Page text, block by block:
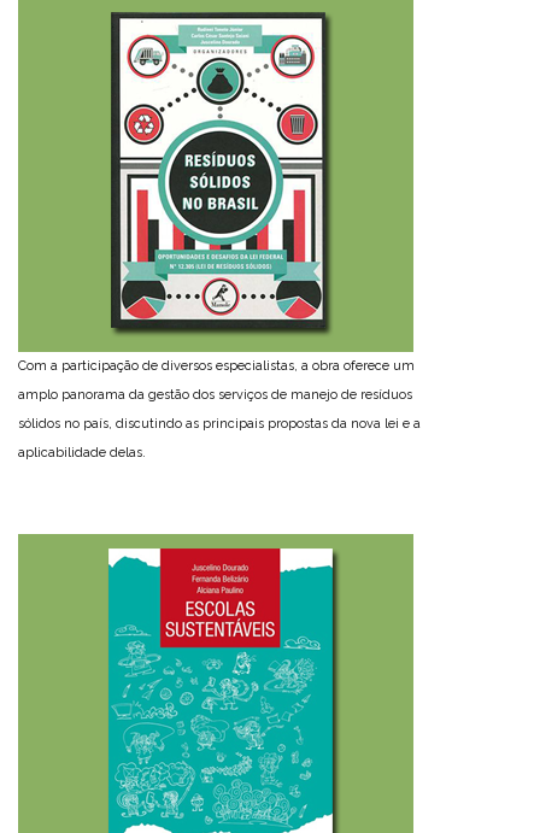
Com a participação de diversos especialistas, a obra oferece um
amplo panorama da gestão dos serviços de manejo de resíduos
sólidos no país, discutindo as principais propostas da nova lei e a
aplicabilidade delas.